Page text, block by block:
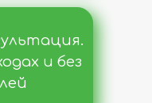
и без